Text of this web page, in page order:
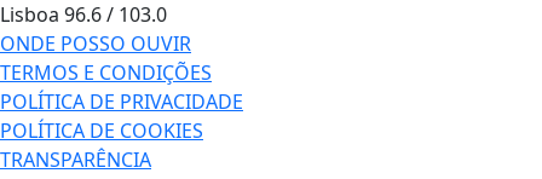
Lisboa 96.6 / 103.0
ONDE POSSO OUVIR
TERMOS E CONDIÇÕES
POLÍTICA DE PRIVACIDADE
POLÍTICA DE COOKIES
TRANSPARÊNCIA